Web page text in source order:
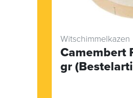
Witschimmelkazen
Camembert
gr